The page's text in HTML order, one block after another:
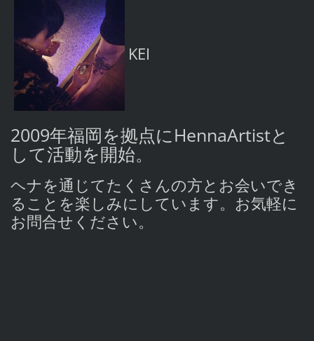
KEI
2009年福岡を拠点にHennaArtistと
して活動を開始。
ヘナを通じてたくさんの方とお会いでき
ることを楽しみにしています。お気軽に
お問合せください。